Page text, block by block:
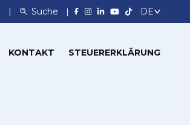
Suche
KONTAKT STEUERERKLÄRUNG